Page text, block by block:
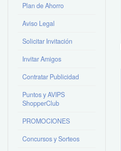
Plan de Ahorro
Aviso Legal
Solicitar Invitación
Invitar Amigos
Contratar Publicidad
Puntos y AVIPS
ShopperClub
PROMOCIONES
Concursos y Sorteos